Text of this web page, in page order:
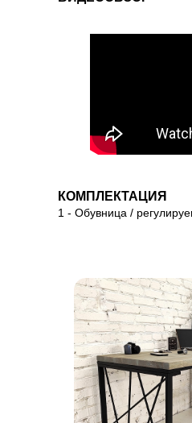
КОМПЛЕКТАЦИЯ
1 - Обувница /